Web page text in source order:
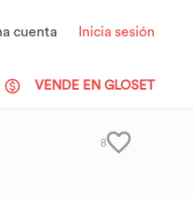
cuenta Inicia sesión
VENDE EN GLOSET
8